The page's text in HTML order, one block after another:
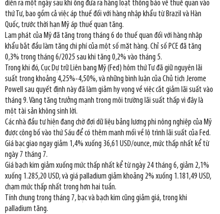
diễn ra một ngày sau khi ông đưa ra hàng loạt thông báo về thuế quan vào
thứ Tư, bao gồm cả việc áp thuế đối với hàng nhập khẩu từ Brazil và Hàn
Quốc, trước thời hạn Mỹ áp thuế quan tăng.
Lạm phát của Mỹ đã tăng trong tháng 6 do thuế quan đối với hàng nhập
khẩu bắt đầu làm tăng chi phí của một số mặt hàng. Chỉ số PCE đã tăng
0,3% trong tháng 6/2025 sau khi tăng 0,2% vào tháng 5.
Trong khi đó, Cục Dự trữ Liên bang Mỹ (Fed) hôm thứ Tư đã giữ nguyên lãi
suất trong khoảng 4,25%-4,50%, và những bình luận của Chủ tịch Jerome
Powell sau quyết định này đã làm giảm hy vọng về việc cắt giảm lãi suất vào
tháng 9. Vàng tăng trưởng mạnh trong môi trường lãi suất thấp vì đây là
một tài sản không sinh lời.
Các nhà đầu tư hiện đang chờ đợi dữ liệu bảng lương phi nông nghiệp của Mỹ
được công bố vào thứ Sáu để có thêm manh mối về lộ trình lãi suất của Fed.
Giá bạc giao ngay giảm 1,4% xuống 36,61 USD/ounce, mức thấp nhất kể từ
ngày 7 tháng 7.
Giá bạch kim giảm xuống mức thấp nhất kể từ ngày 24 tháng 6, giảm 2,1%
xuống 1.285,20 USD, và giá palladium giảm khoảng 2% xuống 1.181,49 USD,
chạm mức thấp nhất trong hơn hai tuần.
Tính chung trong tháng 7, bạc và bạch kim cũng giảm giá, trong khi
palladium tăng.